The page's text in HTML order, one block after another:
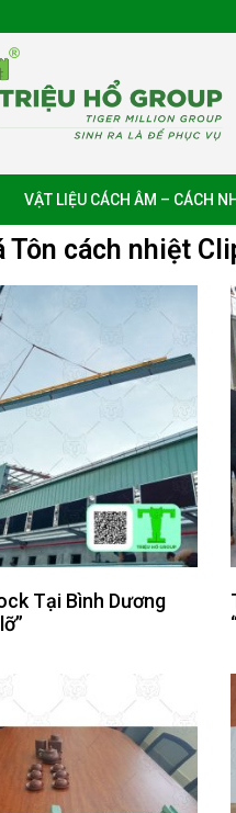
VẬT LIỆU CÁCH ÂM – CÁCH
Tôn cách nhiệt
Tại Bình Dương